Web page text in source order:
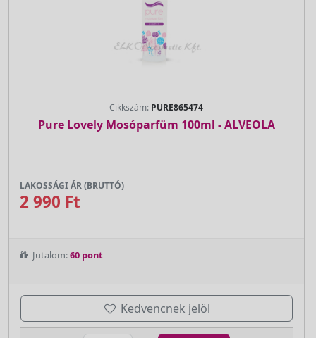
Cikkszám: PURE865474
Pure Lovely Mosóparfüm 100ml - ALVEOLA
LAKOSSÁGI ÁR (BRUTTÓ)
2 990 Ft
Jutalom:60 pont
Kedvencnek jelöl